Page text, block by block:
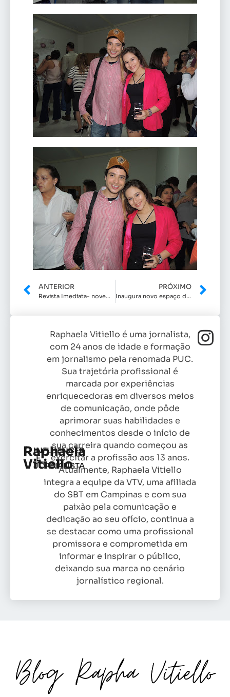
ANTERIOR
Revista Imediata- novembro
PRÓXIMO
Inaugura novo espaço de Bárbara Molines
Raphaela
Vitiello
INFLUENCER
E
JORNALISTA
Raphaela Vitiello é uma jornalista,
com 24 anos de idade e formação
em jornalismo pela renomada PUC.
Sua trajetória profissional é
marcada por experiências
enriquecedoras em diversos meios
de comunicação, onde pôde
aprimorar suas habilidades e
conhecimentos desde o início de
sua carreira quando começou as
exercitar a profissão aos 13 anos.
Atualmente, Raphaela Vitiello
integra a equipe da VTV, uma afiliada
do SBT em Campinas e com sua
paixão pela comunicação e
dedicação ao seu ofício, continua a
se destacar como uma profissional
promissora e comprometida em
informar e inspirar o público,
deixando sua marca no cenário
jornalístico regional.